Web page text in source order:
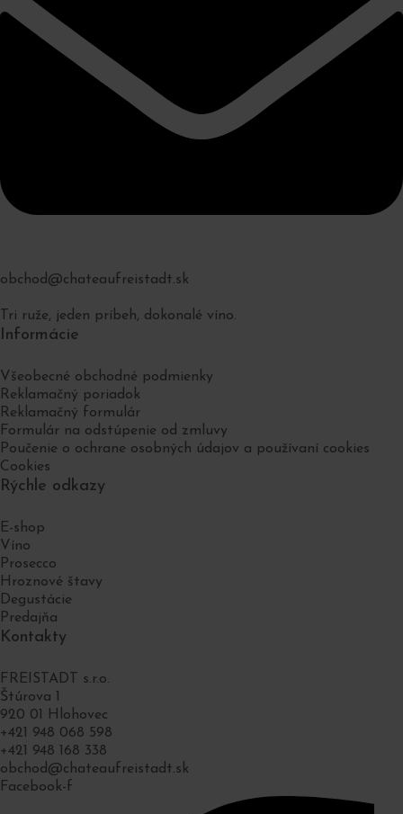
obchod@chateaufreistadt.sk
Tri ruže, jeden príbeh, dokonalé víno.
Informácie
Všeobecné obchodné podmienky
Reklamačný poriadok
Reklamačný formulár
Formulár na odstúpenie od zmluvy
Poučenie o ochrane osobných údajov a používaní cookies
Cookies
Rýchle odkazy
E-shop
Víno
Prosecco
Hroznové štavy
Degustácie
Predajňa
Kontakty
FREISTADT s.r.o.
Štúrova 1
920 01 Hlohovec
+421 948 068 598
+421 948 168 338
obchod@chateaufreistadt.sk
Facebook-f